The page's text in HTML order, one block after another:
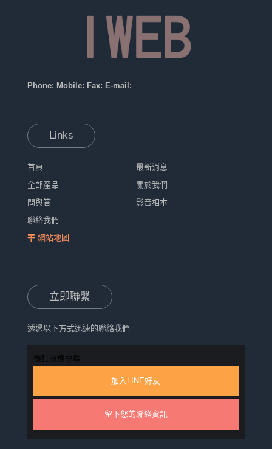
Phone: Mobile: Fax: E-mail:
Links
首頁
最新消息
全部產品
關於我們
問與答
影音相本
聯絡我們
網站地圖
立即聯繫
透過以下方式迅速的聯絡我們
撥打服務專線
加入LINE好友
留下您的聯絡資訊